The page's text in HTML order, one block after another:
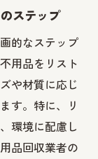
地域社会
不用品の再
活動の紹介
収アイデ
ステップ
的なステップ
用品をリスト
や材質に応じ
す。特に、リ
環境に配慮し
品回収業者の